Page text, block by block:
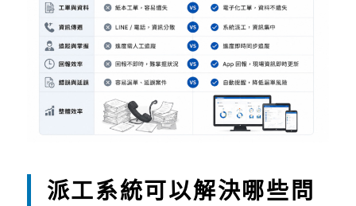
派工系統可以解決哪些問